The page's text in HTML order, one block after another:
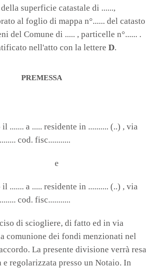
della superficie catastale di ......,
al foglio di mappa n°...... del catasto
del Comune di ..... , particelle n°...... .
nell'atto con la lettere D.
PREMESSA
il ....... a ..... residente in .......... (..) , via
cod. fisc...........
e
il ....... a ..... residente in .......... (..) , via
cod. fisc...........
di sciogliere, di fatto ed in via
comunione dei fondi menzionati nel
La presente divisione verrà resa
regolarizzata presso un Notaio. In